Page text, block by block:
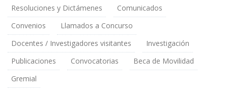
Resoluciones y Dictámenes
Comunicados
Convenios
Llamados a Concurso
Docentes / Investigadores visitantes
Investigación
Publicaciones
Convocatorias
Beca de Movilidad
Gremial